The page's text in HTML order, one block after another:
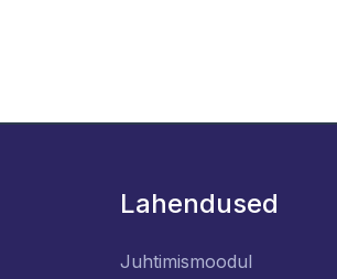
Lahendused
Juhtimismoodul